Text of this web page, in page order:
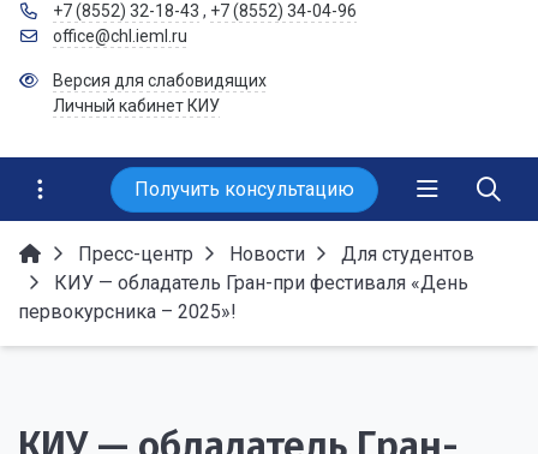
+7 (8552) 32-18-43 , +7 (8552) 34-04-96
office@chl.ieml.ru
Версия для слабовидящих
Личный кабинет КИУ
Получить консультацию
Пресс-центр Новости
Для студентов
КИУ — обладатель Гран-при фестиваля «День
первокурсника – 2025»!